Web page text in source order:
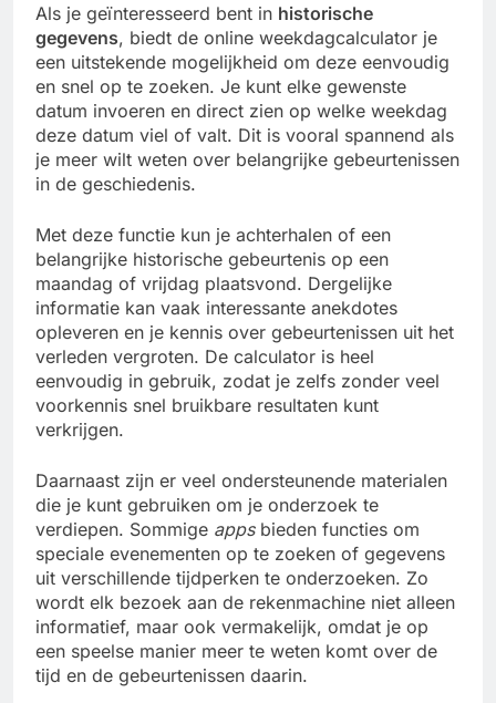
Als je geïnteresseerd bent in historische
gegevens, biedt de online weekdagcalculator je
een uitstekende mogelijkheid om deze eenvoudig
en snel op te zoeken. Je kunt elke gewenste
datum invoeren en direct zien op welke weekdag
deze datum viel of valt. Dit is vooral spannend als
je meer wilt weten over belangrijke gebeurtenissen
in de geschiedenis.
Met deze functie kun je achterhalen of een
belangrijke historische gebeurtenis op een
maandag of vrijdag plaatsvond. Dergelijke
informatie kan vaak interessante anekdotes
opleveren en je kennis over gebeurtenissen uit het
verleden vergroten. De calculator is heel
eenvoudig in gebruik, zodat je zelfs zonder veel
voorkennis snel bruikbare resultaten kunt
verkrijgen.
Daarnaast zijn er veel ondersteunende materialen
die je kunt gebruiken om je onderzoek te
verdiepen. Sommige appsbieden functies om
speciale evenementen op te zoeken of gegevens
uit verschillende tijdperken te onderzoeken. Zo
wordt elk bezoek aan de rekenmachine niet alleen
informatief, maar ook vermakelijk, omdat je op
een speelse manier meer te weten komt over de
tijd en de gebeurtenissen daarin.